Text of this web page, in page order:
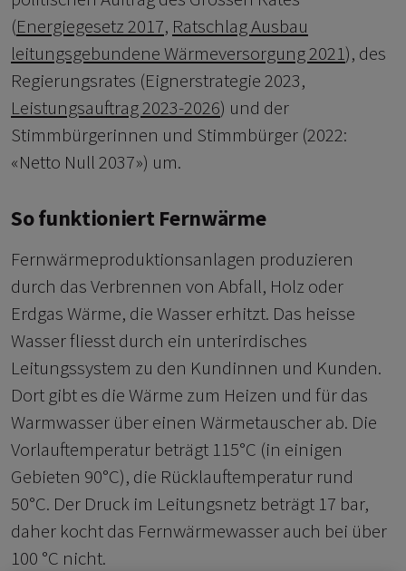
(Energiegesetz 2017, Ratschlag Ausbau
leitungsgebundene Wärmeversorgung 2021), des
Regierungsrates (Eignerstrategie 2023,
Leistungsauftrag 2023-2026) und der
Stimmbürgerinnen und Stimmbürger (2022:
«Netto Null 2037») um.
So funktioniert Fernwärme
Fernwärmeproduktionsanlagen produzieren
durch das Verbrennen von Abfall, Holz oder
Erdgas Wärme, die Wasser erhitzt. Das heisse
Wasser fliesst durch ein unterirdisches
Leitungssystem zu den Kundinnen und Kunden.
Dort gibt es die Wärme zum Heizen und für das
Warmwasser über einen Wärmetauscher ab. Die
Vorlauftemperatur beträgt 115°C (in einigen
Gebieten 90°C), die Rücklauftemperatur rund
50°C. Der Druck im Leitungsnetz beträgt 17 bar,
daher kocht das Fernwärmewasser auch bei über
100 °C nicht.